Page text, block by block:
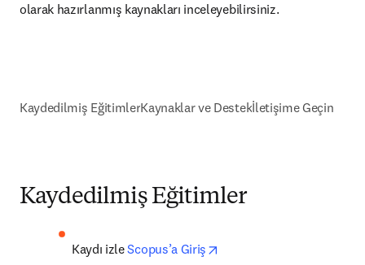
olarak hazırlanmış kaynakları inceleyebilirsiniz.
Kaydedilmiş EğitimlerKaynaklar ve Destekİletişime Geçin
Kaydedilmiş Eğitimler
Kaydı izle Scopus’a Giriş